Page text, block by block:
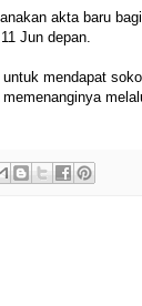
akta baru
Jun depan.
mendapat